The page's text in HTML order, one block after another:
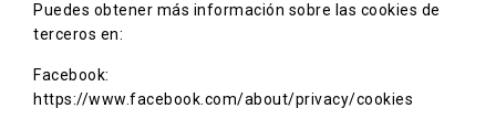
Puedes obtener más información sobre las cookies de
terceros en:
Facebook:
https://www.facebook.com/about/privacy/cookies